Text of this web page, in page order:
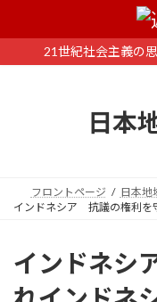
ン
ー
21世紀社会主義の
日本
フロントページ
日本地
インドネシア 抗議の権利を
インドネシ